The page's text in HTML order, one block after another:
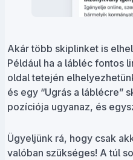
Akár több skiplinket is
Például ha a lábléc fontos
oldal tetején
és egy “Ugrás a láblécre”
pozíciója ugyanaz, és
Ügyeljünk rá, hogy csak
valóban szükséges! A túl